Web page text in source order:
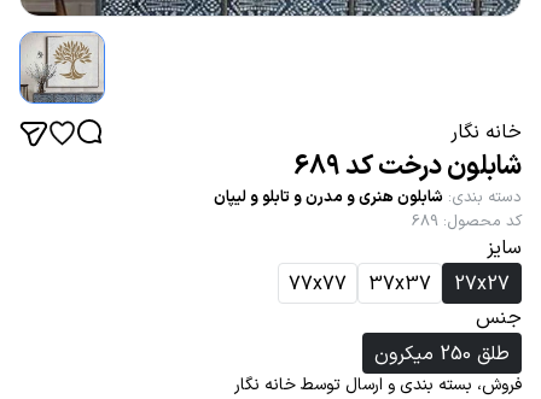
خانه نگار
شابلون درخت کد 689
دسته بندی: شابلون هنری و مدرن و تابلو و لیپان
کد محصول:
689
سایز
27x27
37x37
77x77
جنس
طلق 250 میکرون
فروش، بسته بندی و ارسال توسط خانه نگار